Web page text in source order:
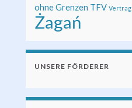
ohne Grenzen TFV Vertrag
Żagań
UNSERE FÖRDERER